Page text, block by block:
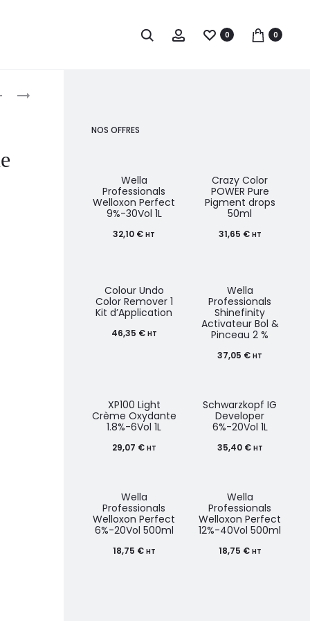
0 0
REVLON
240ML
REVLONISSIMO
NOS OFFRES
Wella
Professionals
Welloxon Perfect
9%-30Vol 1L
32,10 € HT
Crazy Color
POWER Pure
Pigment drops
50ml
31,65 € HT
Colour Undo
Color Remover 1
Kit d’Application
46,35 € HT
Wella
Professionals
Shinefinity
Activateur Bol &
Pinceau 2 %
37,05 € HT
XP100 Light
Crème Oxydante
1.8%-6Vol 1L
29,07 € HT
Schwarzkopf IG
Developer
6%-20Vol 1L
35,40 € HT
Wella
Professionals
Welloxon Perfect
6%-20Vol 500ml
18,75 € HT
Wella
Professionals
Welloxon Perfect
12%-40Vol 500ml
18,75 € HT